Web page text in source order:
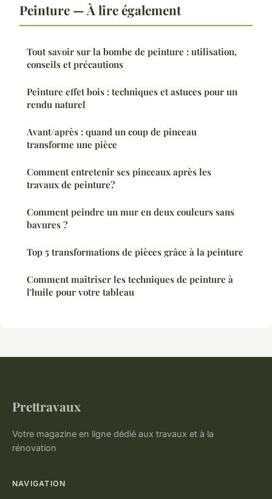
Peinture — À lire également
Tout savoir sur la bombe de peinture : utilisation,
conseils et précautions
Peinture effet bois : techniques et astuces pour un
rendu naturel
Avant/après : quand un coup de pinceau
transforme une pièce
Comment entretenir ses pinceaux après les
travaux de peinture?
Comment peindre un mur en deux couleurs sans
bavures ?
Top 5 transformations de pièces grâce à la peinture
Comment maîtriser les techniques de peinture à
l'huile pour votre tableau
Prettravaux
Votre magazine en ligne dédié aux travaux et à la
rénovation
NAVIGATION